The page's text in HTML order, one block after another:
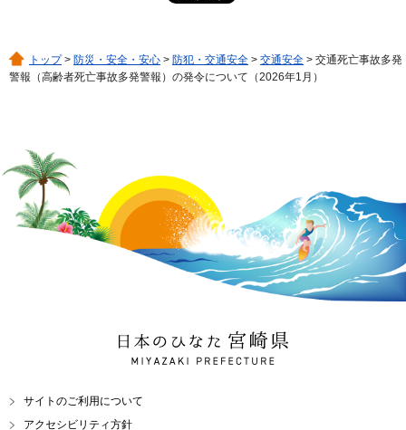
トップ> 防災・安全・安心 > 防犯・交通安全 > 交通安全 > 交通死亡事故多発
警報（高齢者死亡事故多発警報）の発令について（2026年1月）
日本のひなた 宮崎県
MIYAZAKI PREFECTURE
サイトのご利用について
アクセシビリティ方針